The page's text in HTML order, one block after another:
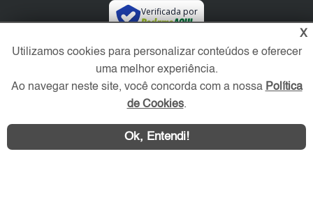
Verificada por
Redes Sociais
X
Utilizamos cookies para personalizar conteúdos e oferecer
uma melhor experiência.
Ao navegar neste site, você concorda com a nossa Política
de Cookies.
Ok, Entendi!